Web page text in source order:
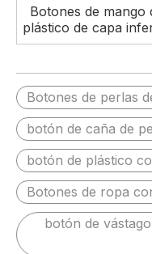
Botones de mango
plástico de capa
de metal perla de
personalizado
abrigo
Botones de perlas
botón de caña de
botón de plástico
Botones de ropa
botón de